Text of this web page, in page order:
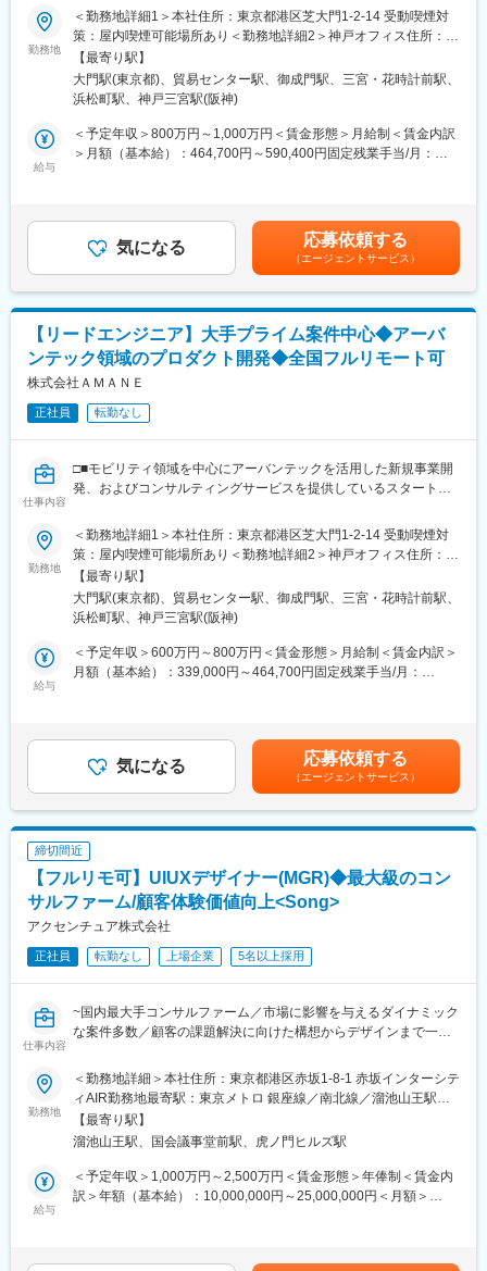
田駅(長野県)、豊科駅、中野松川駅、飯山駅、須坂駅、広丘駅、甲
府駅、竜王駅、石和温泉駅、富士山駅、山梨市駅、都留市駅、韮
崎駅、大月駅、富山駅、越中中川駅、砺波駅、黒部駅、魚津駅、
滑川駅、金沢駅、福井駅(福井県)、敦賀駅、浜松駅、静岡駅、富士
駅、沼津駅、磐田駅、藤枝駅、岡崎駅、豊橋駅、名古屋駅、刈谷
市駅、名鉄一宮駅、三河安城駅、岐阜駅、各務ケ原駅、多治見
駅、可児駅、四日市駅、津駅、名張駅、布施駅、豊中駅、吹田駅
(東海道本線)、梅田駅(地下鉄)、茨木駅、京都駅、宇治駅(奈良
駅、八日市駅、倉敷市駅、岡山駅、津山駅、広島駅、福山駅、呉
駅、西条駅(広島県)、尾道駅、下関駅、山口駅(山口県)、宇部駅、
鳥取駅、米子駅、境港駅、松江駅、出雲市駅、高知駅、古津賀
駅、筑紫駅、天神駅、大分駅、別府駅(大分県)、中津駅(大分県)、
宮崎駅、延岡駅、都城駅、鹿児島駅、熊本駅、佐賀駅、長崎駅(長
崎県)、佐世保駅、那覇空港駅(鉄道)、秋葉原駅、高田馬場駅、綾
瀬駅、豊田駅、溝の口駅、なんば駅(地下鉄)、心斎橋駅、天王寺
駅、金山駅(愛知県)、伏見駅(愛知県)、博多駅、中洲川端駅、山科
駅、久喜駅、本八幡駅(総武線)、大宮駅(埼玉県)、さっぽろ駅、函
館駅前駅、津軽五所川原駅、田茂山駅、あおば通駅、曽根田駅、
鷹巣駅、工機前駅、佐貫駅、宇都宮駅東口駅、今市駅、中央前橋
駅、西桐生駅、川口駅、北朝霞駅、新代田駅、蓮沼駅、西葛西
駅、牛田駅(東京都)、板橋区役所前駅、京王八王子駅、北品川駅、
(東京都)、六本木一丁目駅、布田駅、稲荷町駅(東京都)、立川北
駅、三越前駅、二重橋前駅、桜街道駅、京成船橋駅、京成千葉
駅、北習志野駅、野田市駅、京成成田駅、仲ノ町駅、逸見駅、新
高島駅、京急川崎駅、北茅ケ崎駅、和田塚駅、入谷駅(神奈川県)、
逗子・葉山駅、西松本駅、岩村田駅、南豊科駅、志貴野中学校前
橋駅、近鉄名古屋駅、尾張一宮駅、名鉄岐阜駅、名電各務原駅、
新可児駅、ＪＲ河内永和駅、大阪梅田駅(阪急線)、九条駅(京都
駅、高松築港駅、眉山ロープウェイ山麓駅、西鉄福岡駅、鹿児島
駅前駅、熊本駅前駅、長崎駅前駅、佐世保中央駅、神泉駅、岩本
町駅、西早稲田駅、青井駅、高津駅(神奈川県)、大阪難波駅、四ツ
橋駅、大阪阿部野橋駅、東別院駅、丸の内駅(愛知県)、祇園駅(福
岡県)、櫛田神社前駅、京阪山科駅、本八幡駅(都営線)、北１２条
駅、松風町駅、広瀬通駅、東宿郷駅、下北沢駅、京成関屋駅、新
宿駅、都電雑司ケ谷駅、麻布十番駅、京成上野駅、立川南駅、茅
場町駅、京橋駅(東京都)、東海神駅、栄町駅(千葉県)、汐入駅、高
島町駅、電鉄富山駅、広小路駅(富山県)、七ツ屋駅、新福井駅、第
一通り駅、日吉町駅、駅前駅、名鉄名古屋駅、河内永和駅、大阪
梅田駅(阪神線)、東寺駅、阪神国道駅、西新町駅、高速神戸駅、芦
屋駅(阪神線)、西川緑道公園駅、猿猴橋町駅、高知橋駅、大手町駅
(愛媛県)、天神南駅、桜島桟橋通駅、二本木口駅、五島町駅、中佐
世保駅、末広町駅(東京都)、下落合駅、武蔵溝ノ口駅、なんば駅
(南海線)、長堀橋駅、天王寺駅前駅、栄駅(愛知県)、呉服町駅(福岡
◎大型・新規事業に携わることができる
◎クライアントと共にサービスモデルを検討し、システム開発に
取り組むテックリード
■業務概要：
当社のさらなる成長を、事業開発の面から推進していただきま
す。
アーバンテックを活用した幅広い新規事業の企画、開発、顧客候
■業務詳細：
モビリティ業界やインフラ企業など、主にエンタープライズ向け
プロジェクトにおいて、技術面からチームをリードしプロジェク
◇プロジェクト全体の技術選定や設計方針の策定
◇クライアントニーズやプロジェクト要件に応じた最適なソリュ
ーションの提案
◇開発プロセスの進捗管理、課題解決、品質管理
■ポジションの特徴：
ケーションをとりながら、5名程度のチームでプロダクト開発をリ
ードいただくポジションです。
■クライアント：
交通事業者や自動車業界関連の企業を中心に、自治体やインフラ
企業等、幅広いクライアントとかかわります。
※基本的に大手のプライム案件です。
・モビリティハブの運営・回遊性向上など、モビリティにかかわ
る自社サービス開発
・交通事業者向け自社の電子チケットアプリ開発
・位置情報を使用したポイント・クーポンアプリ開発
■アーバンテック：
「都市生活と都市の持続可能性をアップデートする技術」です。
■こんな方にぴったり：
・大型＆新規プロジェクトに携わりたい方
・社会貢献の高い仕事がしたい方
・会社や事業をともにつくりあげていきたい方
・専門特化するのではなく、幅広くチャレンジしたい方
変更の範囲：会社の定める業務
勤務地
＜勤務地詳細1＞本社住所：東京都港区芝大門1-2-14 受動喫煙対
策：屋内喫煙可能場所あり＜勤務地詳細2＞神戸オフィス住所：兵
庫県神戸市中央区磯辺通3-1-2 受動喫煙対策：屋内喫煙可能場所あ
り変更の範囲：会社の定める事業所（リモートワーク含む）
【最寄り駅】
大門駅(東京都)、貿易センター駅、御成門駅、三宮・花時計前駅、
浜松町駅、神戸三宮駅(阪神)
給与
＜予定年収＞800万円～1,000万円＜賃金形態＞月給制＜賃金内訳
＞月額（基本給）：464,700円～590,400円固定残業手当/月：
経験・スキル等を考慮した上で決定いたします。■昇給：年1回／
人事評価制度による■決算賞与：業績による■その他寸志などあり
賃金はあくまでも目安の金額であり、選考を通じて上下する可能
性があります。月給(月額)は固定手当を含めた表記です。
気になる 応募依頼する
（エージェントサービス）
【リードエンジニア】大手プライム案件中心◆アーバ
ンテック領域のプロダクト開発◆全国フルリモート可
株式会社ＡＭＡＮＥ
正社員 転勤なし
仕事内容
□■モビリティ領域を中心にアーバンテックを活用した新規事業開
発、およびコンサルティングサービスを提供しているスタートア
◎大型・新規事業に携わることができる
◎クライアント伴走支援に携わることができる
■業務概要：
当社のさらなる成長を、事業開発の面から推進していただきま
す。
アーバンテックを活用した幅広い新規事業の企画、開発、顧客候
補への提案から、プロジェクト推進までをリードいただきます。
交通事業者や自動車業界関連のクライアントに対し、システム構
築の要件定義・プロジェクト進行管理を含めたシステム導入支援
をお任せいたします。
◇システム導入プロセスの設計およびプロジェクト管理
◇導入後の運用支援とフィードバックに対する改善
■ポジションの特徴：
リーダーとして、マネージャーやエンジニアとコミュニケーショ
ンをとりながら、5名程度のチームでプロダクトの導入支援をリー
ドいただくポジションです。
交通事業者や自動車業界関連の企業を中心に、自治体やインフラ
企業等、幅広いクライアントとかかわります。
■プロジェクト例：
・モビリティハブの運営・回遊性向上など、モビリティにかかわ
る自社サービス開発
・EVの車両データ管理システムの企画～提供（e-mobilog）
・ロボットタクシーの社会導入支援
・位置情報を使用した次世代水素プラントの配送効率化システム
勤務地
＜勤務地詳細1＞本社住所：東京都港区芝大門1-2-14 受動喫煙対
策：屋内喫煙可能場所あり＜勤務地詳細2＞神戸オフィス住所：兵
庫県神戸市中央区磯辺通3-1-2 受動喫煙対策：屋内喫煙可能場所あ
り変更の範囲：会社の定める事業所（リモートワーク含む）
【最寄り駅】
大門駅(東京都)、貿易センター駅、御成門駅、三宮・花時計前駅、
浜松町駅、神戸三宮駅(阪神)
給与
＜予定年収＞600万円～800万円＜賃金形態＞月給制＜賃金内訳＞
月額（基本給）：339,000円～464,700円固定残業手当/月：
経験・スキル等を考慮した上で決定いたします。■昇給：年1回／
人事評価制度による■決算賞与：業績による■その他寸志などあり
賃金はあくまでも目安の金額であり、選考を通じて上下する可能
性があります。月給(月額)は固定手当を含めた表記です。
気になる 応募依頼する
（エージェントサービス）
締切間近
【フルリモ可】UIUXデザイナー(MGR)◆最大級のコン
サルファーム/顧客体験価値向上<Song>
アクセンチュア株式会社
正社員 転勤なし 上場企業 5名以上採用
仕事内容
~国内最大手コンサルファーム／市場に影響を与えるダイナミック
な案件多数／顧客の課題解決に向けた構想からデザインまで一貫
●資生堂、PRADA等大手toC企業へのご支援も多数
●【全国フルリモート×残業抑制施策×有給取得率は85％】と働き
方◎
■Song部門について：
顧客体験価値向上のために、“どうしたら売れるのか”だけでな
く“どうしたら新しい顧客体験を提供できるのか”という点でサービ
ス設計／企画（ブランド戦略、顧客体験設計、マーケティング戦
勤務地
＜勤務地詳細＞本社住所：東京都港区赤坂1-8-1 赤坂インターシテ
ィAIR勤務地最寄駅：東京メトロ 銀座線／南北線／溜池山王駅受
動喫煙対策：屋内全面禁煙変更の範囲：会社の定める事業所（リ
モートワーク含む）
【最寄り駅】
溜池山王駅、国会議事堂前駅、虎ノ門ヒルズ駅
給与
＜予定年収＞1,000万円～2,500万円＜賃金形態＞年俸制＜賃金内
訳＞年額（基本給）：10,000,000円～25,000,000円＜月額＞